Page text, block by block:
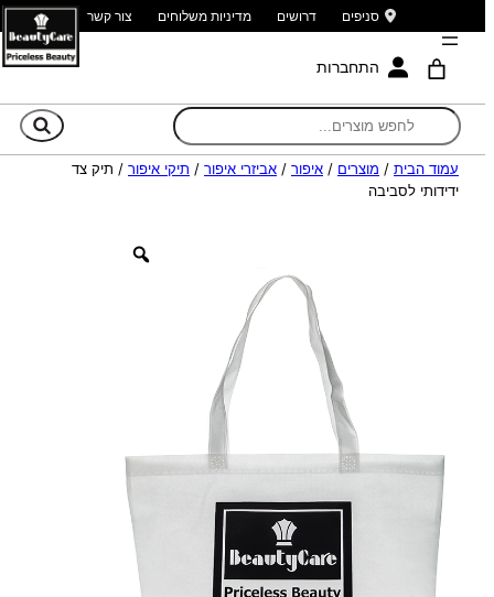
סניפים דרושים מדיניות משלוחים צור קשר
התחברות
עמוד הבית / מוצרים / איפור / אביזרי איפור / תיקי איפור / תיק צד
ידידותי לסביבה